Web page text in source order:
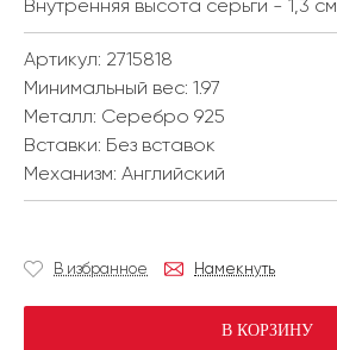
Внутренняя высота серьги - 1,3 см
Артикул: 2715818
Минимальный вес: 1.97
Металл: Серебро 925
Вставки: Без вставок
Механизм: Английский
В избранное Намекнуть
В КОРЗИНУ